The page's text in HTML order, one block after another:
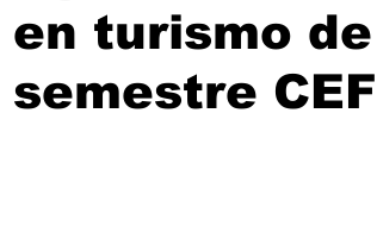
en turismo
semestre